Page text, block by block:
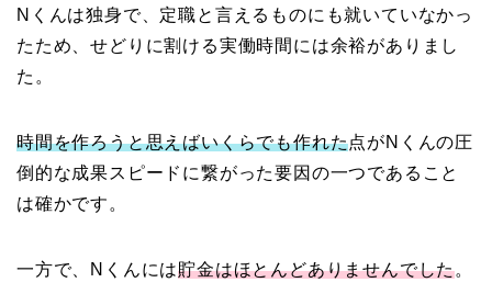
Nくんは独身で、定職と言えるものにも就いていなかっ
たため、せどりに割ける実働時間には余裕がありまし
た。
時間を作ろうと思えばいくらでも作れた点がNくんの圧
倒的な成果スピードに繋がった要因の一つであること
は確かです。
一方で、Nくんには貯金はほとんどありませんでした。